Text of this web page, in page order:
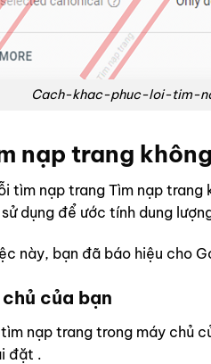
Cach-khac-phuc-loi-tim-
nạp trang
tìm nạp trang Tìm nạp
dụng để ước tính dung
này, bạn đã báo hiệu cho
của bạn
nạp trang trong máy chủ
đặt .